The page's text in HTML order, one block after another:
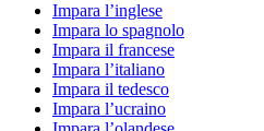
Impara l’inglese
Impara lo spagnolo
Impara il francese
Impara l’italiano
Impara il tedesco
Impara l’ucraino